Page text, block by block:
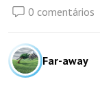
0 comentários
Far-away